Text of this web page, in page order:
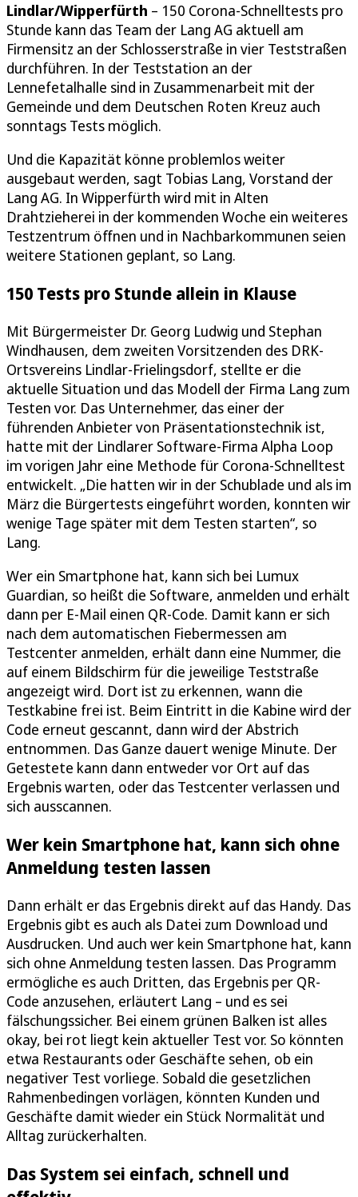
Lindlar/Wipperfürth – 150 Corona-Schnelltests pro
Stunde kann das Team der Lang AG aktuell am
Firmensitz an der Schlosserstraße in vier Teststraßen
durchführen. In der Teststation an der
Lennefetalhalle sind in Zusammenarbeit mit der
Gemeinde und dem Deutschen Roten Kreuz auch
sonntags Tests möglich.
Und die Kapazität könne problemlos weiter
ausgebaut werden, sagt Tobias Lang, Vorstand der
Lang AG. In Wipperfürth wird mit in Alten
Drahtzieherei in der kommenden Woche ein weiteres
Testzentrum öffnen und in Nachbarkommunen seien
weitere Stationen geplant, so Lang.
150 Tests pro Stunde allein in Klause
Mit Bürgermeister Dr. Georg Ludwig und Stephan
Windhausen, dem zweiten Vorsitzenden des DRK-
Ortsvereins Lindlar-Frielingsdorf, stellte er die
aktuelle Situation und das Modell der Firma Lang zum
Testen vor. Das Unternehmer, das einer der
führenden Anbieter von Präsentationstechnik ist,
hatte mit der Lindlarer Software-Firma Alpha Loop
im vorigen Jahr eine Methode für Corona-Schnelltest
entwickelt. „Die hatten wir in der Schublade und als im
März die Bürgertests eingeführt worden, konnten wir
wenige Tage später mit dem Testen starten“, so
Lang.
Wer ein Smartphone hat, kann sich bei Lumux
Guardian, so heißt die Software, anmelden und erhält
dann per E-Mail einen QR-Code. Damit kann er sich
nach dem automatischen Fiebermessen am
Testcenter anmelden, erhält dann eine Nummer, die
auf einem Bildschirm für die jeweilige Teststraße
angezeigt wird. Dort ist zu erkennen, wann die
Testkabine frei ist. Beim Eintritt in die Kabine wird der
Code erneut gescannt, dann wird der Abstrich
entnommen. Das Ganze dauert wenige Minute. Der
Getestete kann dann entweder vor Ort auf das
Ergebnis warten, oder das Testcenter verlassen und
sich ausscannen.
Wer kein Smartphone hat, kann sich ohne
Anmeldung testen lassen
Dann erhält er das Ergebnis direkt auf das Handy. Das
Ergebnis gibt es auch als Datei zum Download und
Ausdrucken. Und auch wer kein Smartphone hat, kann
sich ohne Anmeldung testen lassen. Das Programm
ermögliche es auch Dritten, das Ergebnis per QR-
Code anzusehen, erläutert Lang – und es sei
fälschungssicher. Bei einem grünen Balken ist alles
okay, bei rot liegt kein aktueller Test vor. So könnten
etwa Restaurants oder Geschäfte sehen, ob ein
negativer Test vorliege. Sobald die gesetzlichen
Rahmenbedingen vorlägen, könnten Kunden und
Geschäfte damit wieder ein Stück Normalität und
Alltag zurückerhalten.
Das System sei einfach, schnell und